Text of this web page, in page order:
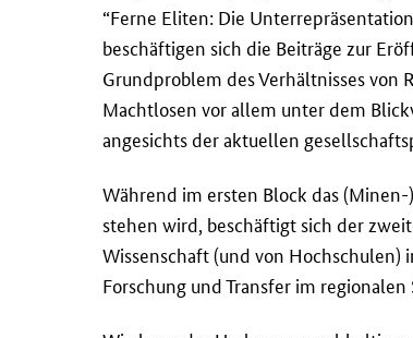
“Ferne Eliten: Die
beschäftigen sich die Beiträge zur
Grundproblem des Verhältnisses
Machtlosen vor allem unter dem
angesichts der aktuellen
Während im ersten Block das
stehen wird, beschäftigt sich der
Wissenschaft (und von
Forschung und Transfer im